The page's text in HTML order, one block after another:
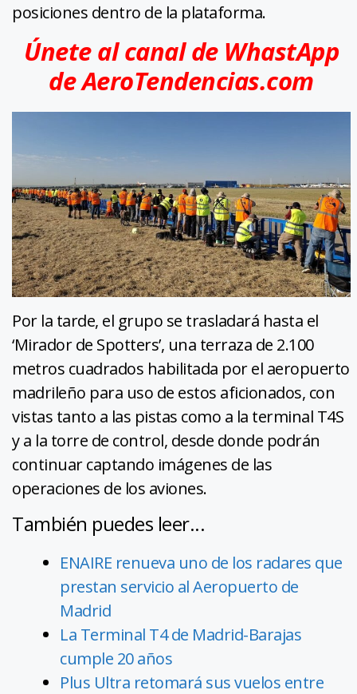
posiciones dentro de la plataforma.
Únete al canal de WhastApp
de AeroTendencias.com
Por la tarde, el grupo se trasladará hasta el
‘Mirador de Spotters’, una terraza de 2.100
metros cuadrados habilitada por el aeropuerto
madrileño para uso de estos aficionados, con
vistas tanto a las pistas como a la terminal T4S
y a la torre de control, desde donde podrán
continuar captando imágenes de las
operaciones de los aviones.
También puedes leer...
ENAIRE renueva uno de los radares que
prestan servicio al Aeropuerto de
Madrid
La Terminal T4 de Madrid-Barajas
cumple 20 años
Plus Ultra retomará sus vuelos entre